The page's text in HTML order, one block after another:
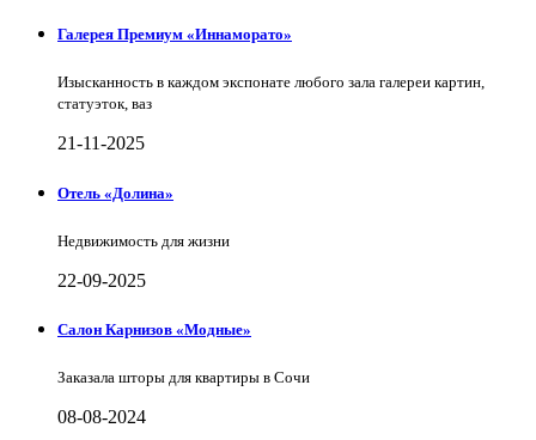
Галерея Премиум «Иннаморато»
Изысканность в каждом экспонате любого зала галереи картин,
статуэток, ваз
21-11-2025
Отель «Долина»
Недвижимость для жизни
22-09-2025
Салон Карнизов «Модные»
Заказала шторы для квартиры в Сочи
08-08-2024